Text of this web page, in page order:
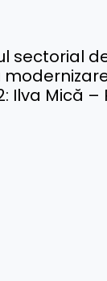
Ilva Mică –